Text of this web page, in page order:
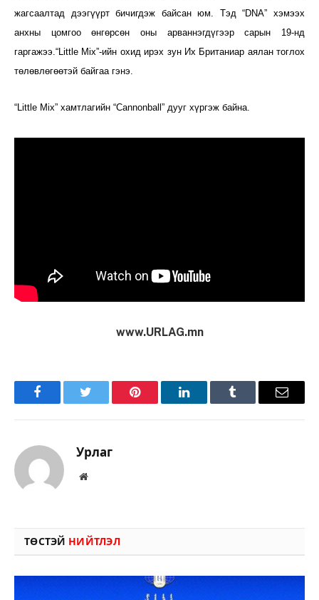
жагсаалтад дээгүүрт бичигдэж байсан юм. Тэд “DNA” хэмээх
анхны цомгоо өнгөрсөн оны арваннэгдүгээр сарын 19-нд
гаргажээ. “Little Mix”-ийн охид ирэх зун Их Британиар аялан тоглох
төлөвлөгөөтэй байгаа гэнэ.
“Little Mix” хамтлагийн “Cannonball” дууг хүргэж байна.
www.URLAG.mn
FacebookTwitter Pinterest LinkedInTumblr Имэйл
Урлаг
Вэбсайт
ТӨСТЭЙ НИЙТЛЭЛ